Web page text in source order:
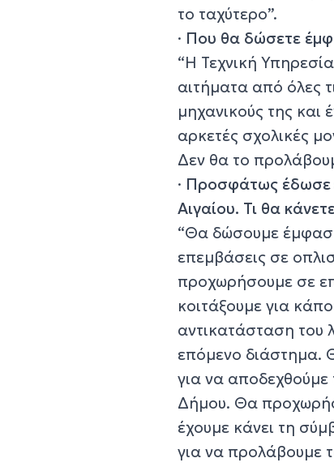
το ταχύτερο”.
· Που θα δώσετε
“Η Τεχνική
αιτήματα από όλες
μηχανικούς της και
αρκετές σχολικές
Δεν θα το
· Προσφάτως έδωσε
Αιγαίου. Τι θα
“Θα δώσουμε
επεμβάσεις σε
προχωρήσουμε σε
κοιτάξουμε για
αντικατάσταση του
επόμενο διάστημα.
για να
Δήμου. Θα
έχουμε κάνει τη
για να προλάβουμε